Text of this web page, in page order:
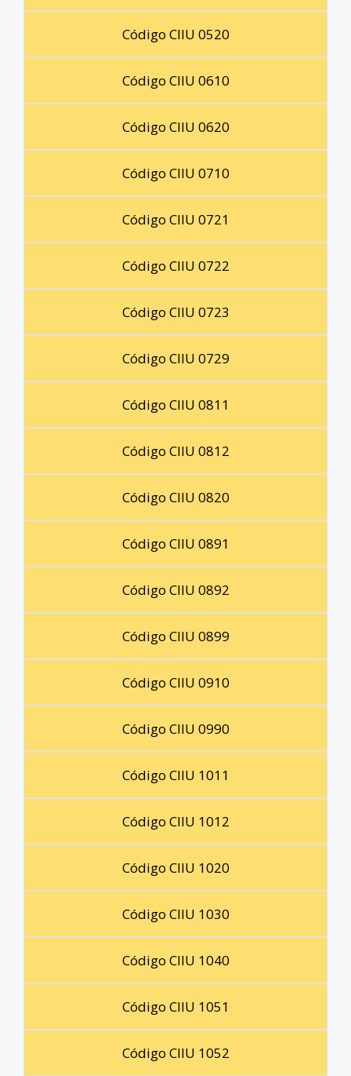
Código CIIU 0520
Código CIIU 0610
Código CIIU 0620
Código CIIU 0710
Código CIIU 0721
Código CIIU 0722
Código CIIU 0723
Código CIIU 0729
Código CIIU 0811
Código CIIU 0812
Código CIIU 0820
Código CIIU 0891
Código CIIU 0892
Código CIIU 0899
Código CIIU 0910
Código CIIU 0990
Código CIIU 1011
Código CIIU 1012
Código CIIU 1020
Código CIIU 1030
Código CIIU 1040
Código CIIU 1051
Código CIIU 1052